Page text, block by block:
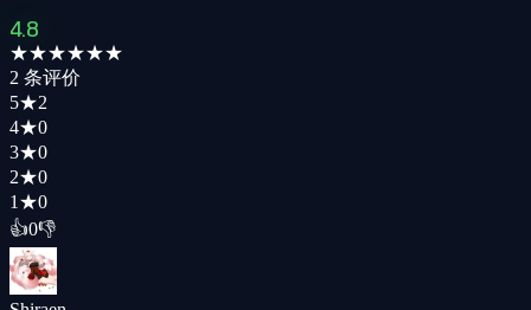
4.8
★★★★★★
2 条评价
5★2
4★0
3★0
2★0
1 ★0
👍0👎